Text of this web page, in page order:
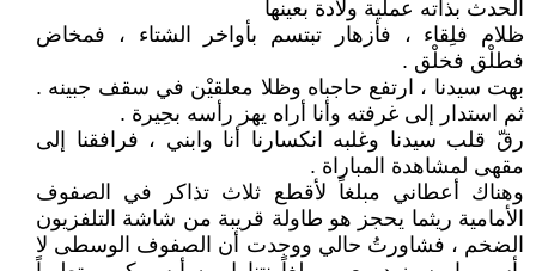
الحدث بذاته عملية ولادة بعينها
ظلام فلِقاء ، فأزهار تبتسم بأواخر الشتاء ، فمخاض
فطلْق فخلْق .
بهت سيدنا ، ارتفع حاجباه وظلا معلقيْن في سقف جبينه .
ثم استدار إلى غرفته وأنا أراه يهز رأسه بحِيرة .
رقّ قلب سيدنا وغلبه انكسارنا أنا وابني ، فرافقنا إلى
مقهى لمشاهدة المباراة .
وهناك أعطاني مبلغاً لأقطع ثلاث تذاكر في الصفوف
الأمامية ريثما يحجز هو طاولة قريبة من شاشة التلفزيون
الضخم ، فشاورتُ حالي ووجدت أن الصفوف الوسطى لا